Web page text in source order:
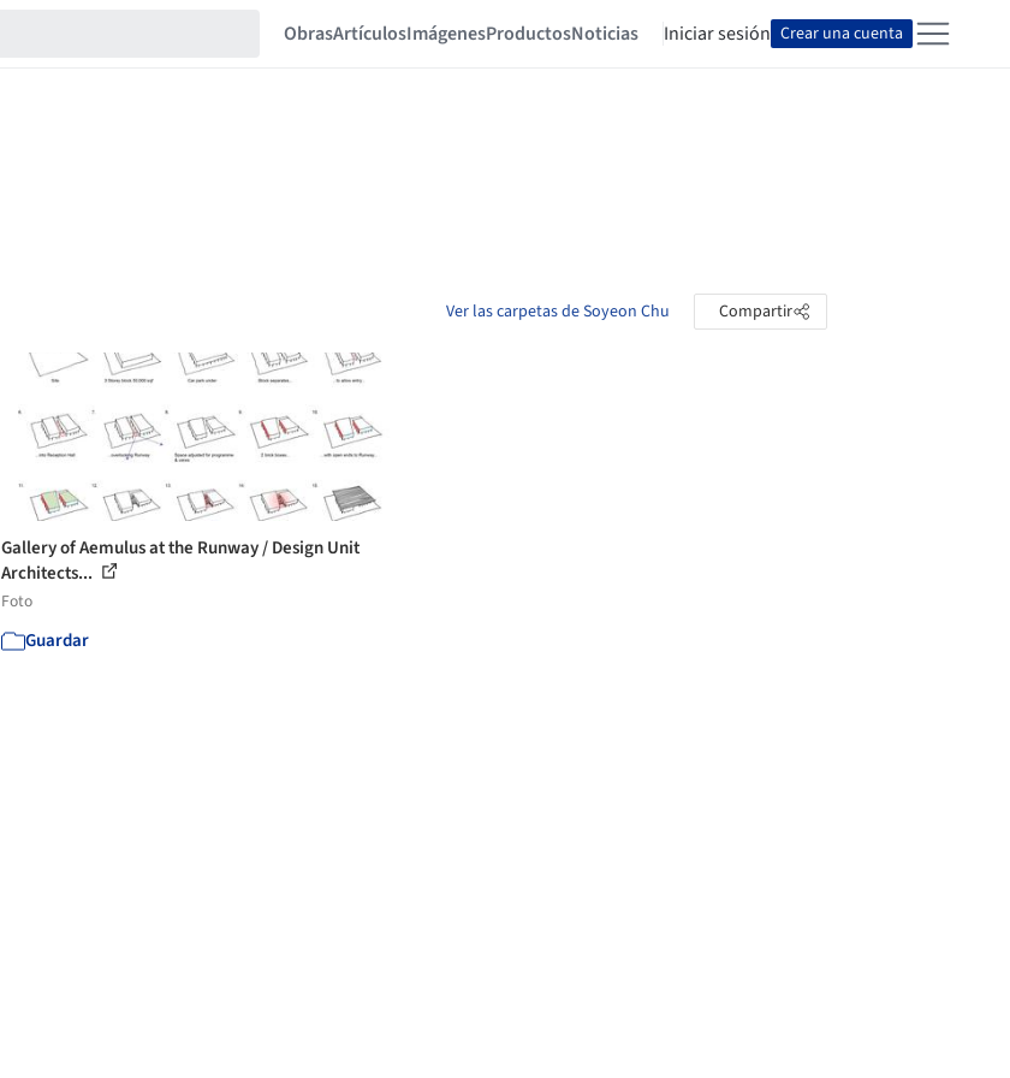
ObrasArtículosImágenesProductosNoticias Iniciar sesión Crear una cuenta
Ver las carpetas de Soyeon Chu Compartir
Gallery of Aemulus at the Runway / Design Unit
Architects...
Foto
Guardar